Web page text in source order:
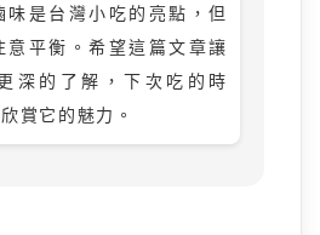
味是台灣小吃的亮點，但
意平衡。希望這篇文章讓
深的了解，下次吃的時
賞它的魅力。